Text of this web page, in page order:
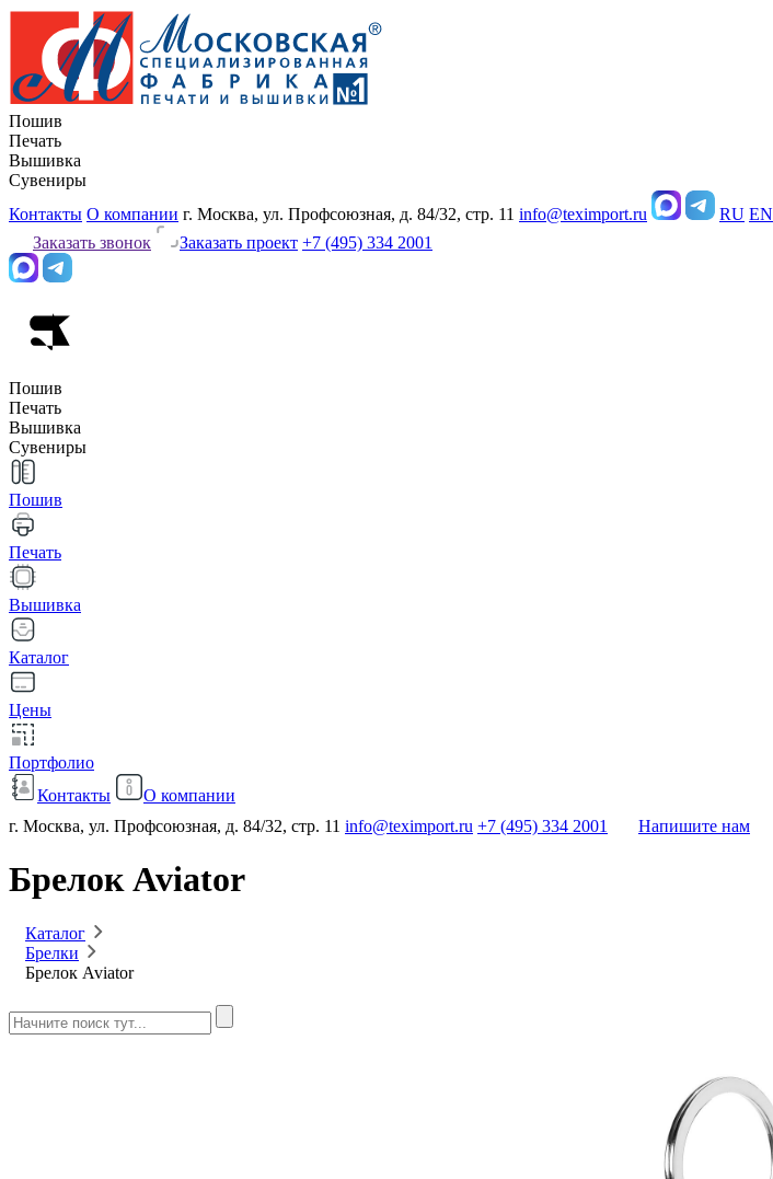
Пошив
Печать
Вышивка
Сувениры
Контакты О компании г. Москва, ул. Профсоюзная, д. 84/32, стр. 11 info@teximport.ru RU EN
Заказать звонок
Заказать проект +7 (495) 334 2001
Пошив
Печать
Вышивка
Сувениры
Пошив
Печать
Вышивка
Каталог
Цены
Портфолио
Контакты
О компании
г. Москва, ул. Профсоюзная, д. 84/32, стр. 11 info@teximport.ru +7 (495) 334 2001 Напишите нам
Брелок Aviator
Каталог
Брелки
Брелок Aviator